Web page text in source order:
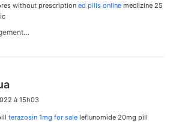
without prescription ed pills online meclizine 25
t à 15h03
terazosin 1mg for sale leflunomide 20mg pill